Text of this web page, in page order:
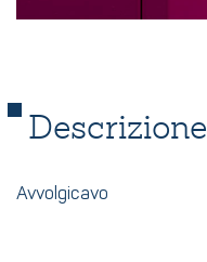
Descrizione
Avvolgicavo